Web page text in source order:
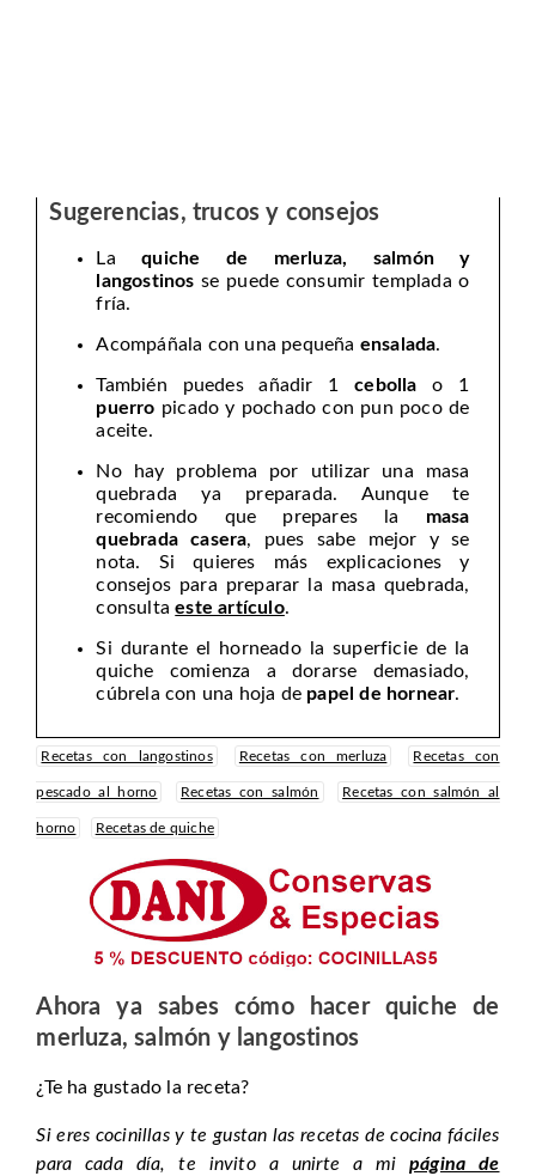
Sugerencias, trucos y consejos
Laquiche de merluza, salmón y
langostinos se puede consumir templada o
fría.
Acompáñala con una pequeña ensalada.
También puedes añadir 1cebolla o 1
puerro picado y pochado con pun poco de
aceite.
No hay problema por utilizar una masa
quebrada ya preparada. Aunque te
recomiendo que prepares la masa
quebrada casera, pues sabe mejor y se
nota. Si quieres más explicaciones y
consejos para preparar la masa quebrada,
consultaeste artículo.
Si durante el horneado la superficie de la
quiche comienza a dorarse demasiado,
cúbrela con una hoja de papel de hornear.
Recetas con langostinos Recetas con merluza Recetas con
pescado al horno Recetas con salmón Recetas con salmón al
horno Recetas de quiche
Ahora ya sabes cómo hacer quiche de
merluza, salmón y langostinos
¿Te ha gustado la receta?
Si eres cocinillas y te gustan las recetas de cocina fáciles
para cada día, te invito a unirte a mipágina de